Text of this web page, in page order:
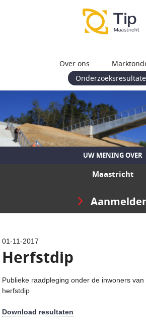
Over ons
UW MENING OVER
Maastricht
01-11-2017
Herfstdip
Publieke raadpleging onder de inwoners
herfstdip
Download resultaten